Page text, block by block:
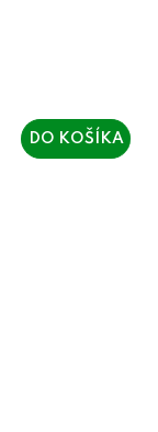
DO KOŠÍKA